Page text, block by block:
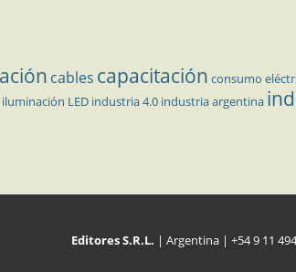
cables capacitación consumo
iluminación LED industria 4.0 industria argentina
Editores S.R.L. | Argentina | +54 9 11